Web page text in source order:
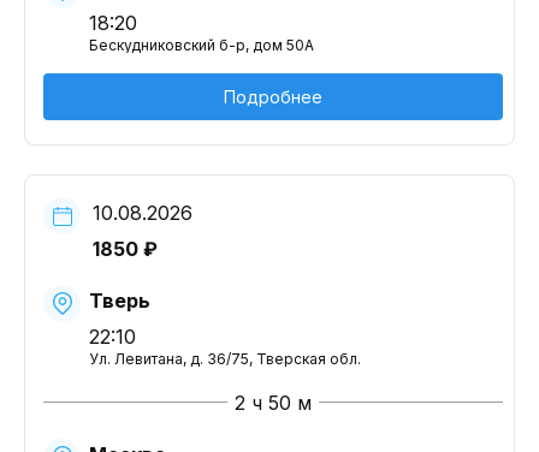
18:20
Бескудниковский б-р, дом 50А
Подробнее
10.08.2026
1850 ₽
Тверь
22:10
Ул. Левитана, д. 36/75, Тверская обл.
2 ч 50 м